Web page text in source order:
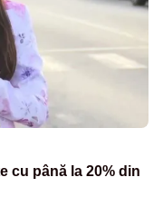
cu până la 20% din